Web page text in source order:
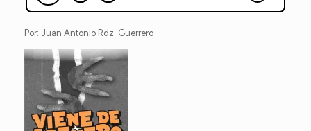
Por: Juan Antonio Rdz. Guerrero